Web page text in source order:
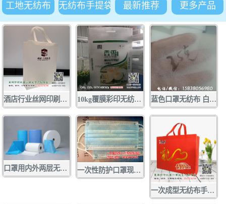
工地无纺布 无纺布手提袋 最新推荐 更多产品
酒店行业丝网印刷手提袋广告订做 1000条起量 质优价廉 酒店行业 10kg覆膜彩印无纺布面粉袋批发定做 厂家供应无纺布面粉袋小包装袋 蓝色口罩无纺布 白色口罩无纺布厂家大量现货供应
口罩用内外两层无纺布 口罩无纺布 一次性防护口罩现货供应
一次成型无纺布手提袋